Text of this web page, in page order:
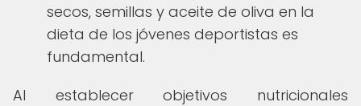
secos, semillas y aceite de oliva en la
dieta de los jóvenes deportistas es
fundamental.
Al establecer objetivos nutricionales